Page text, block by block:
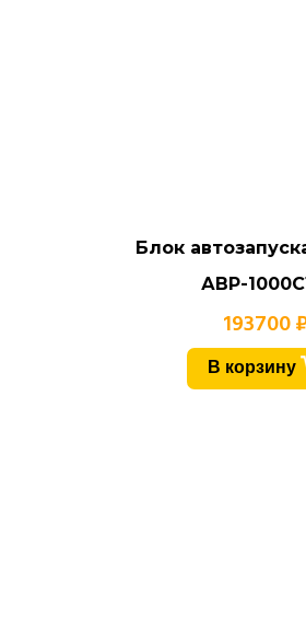
Блок
АВР-
193700
В корзину